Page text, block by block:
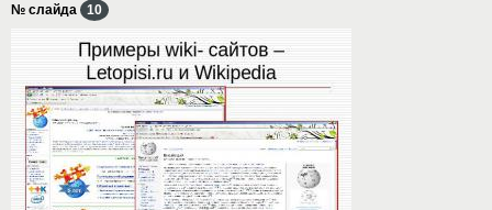
№ слайда 10